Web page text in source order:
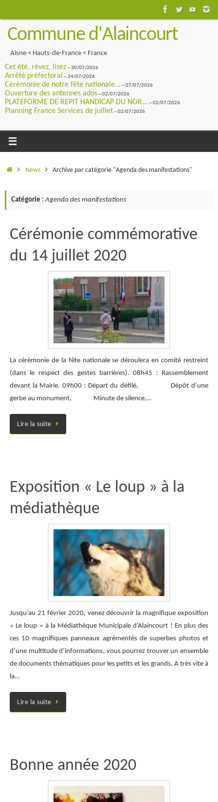
au
contenu
Commune d'Alaincourt
Aisne < Hauts-de-France < France
Cet été, rêvez, lisez-- 30/07/2026
Arrêté préfectoral -- 24/07/2026
Cérémonie de notre fête nationale... -- 07/07/2026
Ouverture des antennes ados-- 02/07/2026
PLATEFORME DE REPIT HANDICAP DU NOR... -- 02/07/2026
Planning France Services de juillet-- 02/07/2026
AccueilNews Archive par catégorie "Agenda des manifestations"
Catégorie :Agenda des manifestations
Cérémonie commémorative
du 14 juillet 2020
La cérémonie de la fête nationale se déroulera en comité restreint
(dans le respect des gestes barrières). 08h45 : Rassemblement
devant la Mairie. 09h00 : Départ du défilé, Dépôt d’une
gerbe au monument, Minute de silence,…
Lire la suite
Exposition « Le loup » à la
médiathèque
Jusqu’au 21 février 2020, venez découvrir la magnifique exposition
« Le loup » à la Médiathèque Municipale d’Alaincourt ! En plus des
ces 10 magnifiques panneaux agrémentés de superbes photos et
d’une multitude d’informations, vous pourrez trouver un ensemble
de documents thématiques pour les petits et les grands. A très vite à
la…
Lire la suite
Bonne année 2020